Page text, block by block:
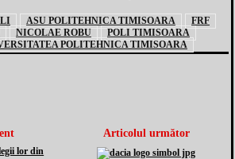
ASU POLITEHNICA TIMISOARA
FRF
NICOLAE ROBU
POLI TIMISOARA
POLITEHNICA TIMISOARA
Articolul următor